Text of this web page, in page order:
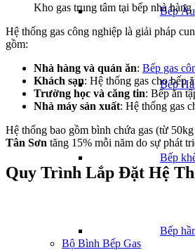
Bếp Âu
Bếp
Bếp
Bếp
Bộ Bình Bếp Gas
Kho gas trung tâm tại bếp nhà
Hệ thống gas công nghiệp là giải pháp
gồm:
Nhà hàng và quán ăn: Bếp gas
Khách sạn: Hệ thống gas cho bếp
Trường học và căng tin: Bếp ăn
Nhà máy sản xuất: Hệ thống gas
Hệ thống bao gồm bình chứa gas (từ
Tân Sơn tăng 15% mỗi năm do sự phát
Quy Trình Lắp Đặt Hệ